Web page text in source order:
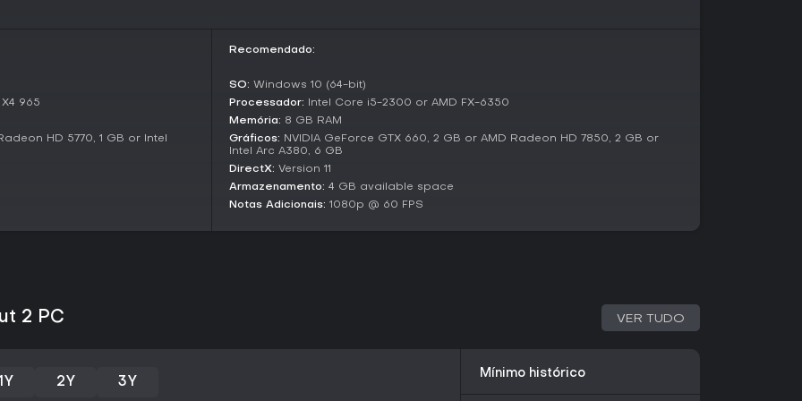
Vale a Pena Jogar?
mostly positive (77% das 375 avaliações totais, com 92% positivas das 14
recentes), Moving Out 2 recebe elogios por suas dinâmicas co-op humorísticas.
É ideal para grupos em busca de sessões casuais cheias de risadas, não para
mergulhos solo profundos, especialmente se você curte simulações com ênfase
em trabalho em equipe como organizar mudanças caóticas.
Se co-op com amigos te anima e você gosta de quebra-cabeças físicos
embalados em comédia, o jogo oferece ótimo custo-benefício, sobre tudo em
frequentes pode achar menos envolvente a longo prazo.
965
HD 5770, 1 GB or Intel
Recomendado:
SO: Windows 10 (64-bit)
Processador: Intel Core i5-2300 or AMD FX-6350
Memória: 8 GB RAM
Gráficos: NVIDIA GeForce GTX 660, 2 GB or AMD Radeon HD 7850, 2 GB or
Intel Arc A380, 6 GB
DirectX: Version 11
Armazenamento: 4 GB available space
Notas Adicionais: 1080p @ 60 FPS
2 PC VER TUDO
2Y 3Y
Mínimo histórico